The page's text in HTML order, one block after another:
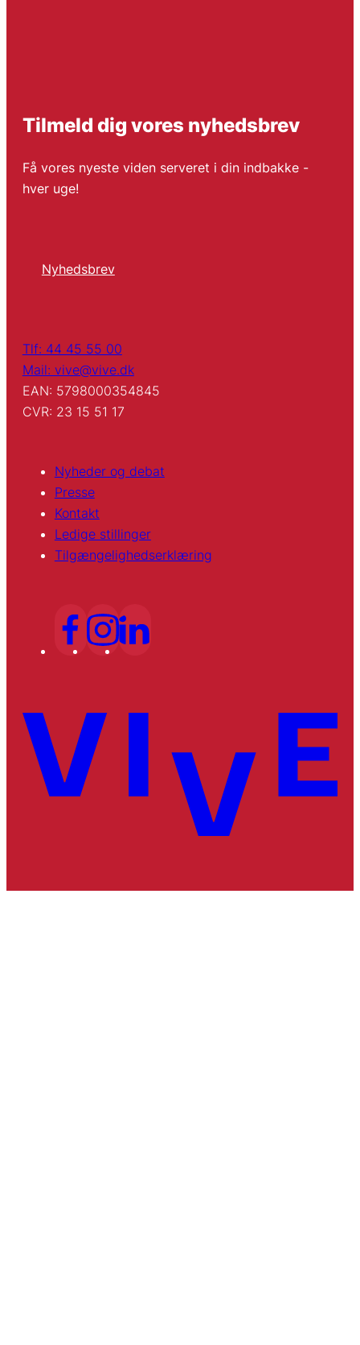
Tilmeld dig vores nyhedsbrev
Få vores nyeste viden serveret i din indbakke -
hver uge!
Nyhedsbrev
Tlf: 44 45 55 00
Mail: vive@vive.dk
EAN: 5798000354845
CVR: 23 15 51 17
Nyheder og debat
Presse
Kontakt
Ledige stillinger
Tilgængelighedserklæring